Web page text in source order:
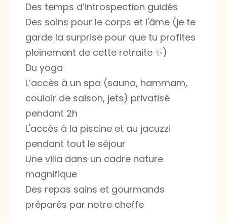
Des temps d’introspection guidés
Des soins pour le corps et l'âme (je te
garde la surprise pour que tu profites
pleinement de cette retraite ✨)
Du yoga
L’accès à un spa (sauna, hammam,
couloir de saison, jets) privatisé
pendant 2h
L'accès à la piscine et au jacuzzi
pendant tout le séjour
Une villa dans un cadre nature
magnifique
Des repas sains et gourmands
préparés par notre cheffe